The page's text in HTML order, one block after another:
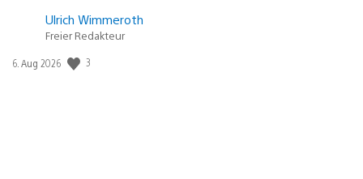
Ulrich Wimmeroth
Freier Redakteur
Veröffentlichungsdatum:
6. Aug 2026 3